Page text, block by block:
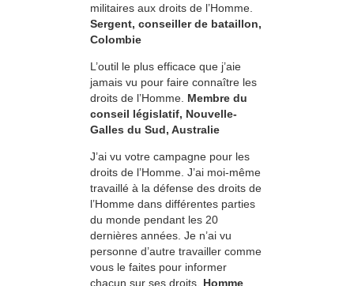
militaires aux droits de l’Homme.
Sergent, conseiller de bataillon,
Colombie
L’outil le plus efficace que j’aie
jamais vu pour faire connaître les
droits de l’Homme. Membre du
conseil législatif, Nouvelle-
Galles du Sud, Australie
J’ai vu votre campagne pour les
droits de l’Homme. J’ai moi-même
travaillé à la défense des droits de
l’Homme dans différentes parties
du monde pendant les 20
dernières années. Je n’ai vu
personne d’autre travailler comme
vous le faites pour informer
chacun sur ses droits. Homme